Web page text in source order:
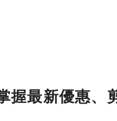
握最新優惠、